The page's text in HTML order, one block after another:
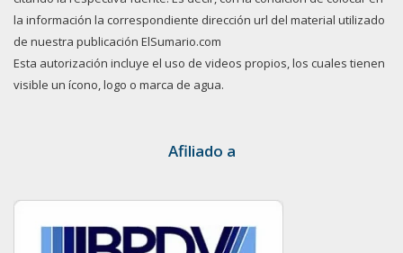
la información la correspondiente dirección url del material utilizado
de nuestra publicación ElSumario.com
Esta autorización incluye el uso de videos propios, los cuales tienen
visible un ícono, logo o marca de agua.
Afiliado a